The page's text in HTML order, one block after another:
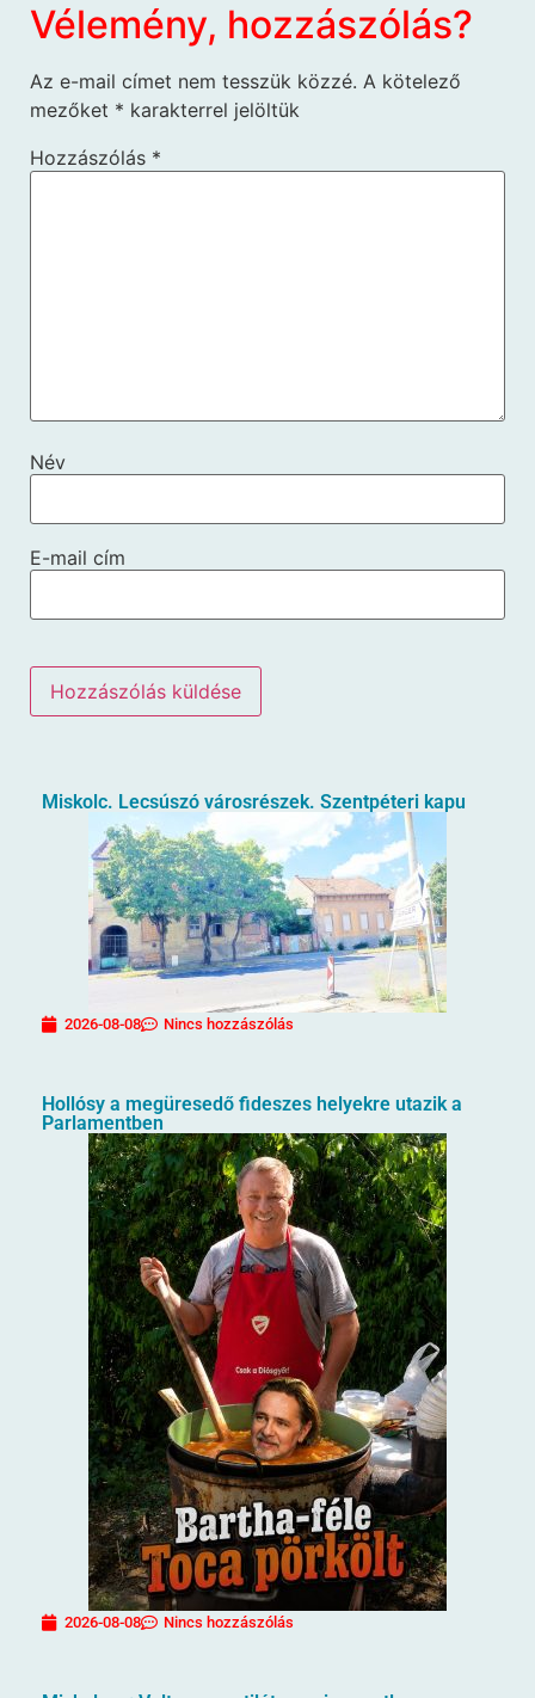
Vélemény, hozzászólás?
Az e-mail címet nem tesszük közzé. A kötelező
mezőket * karakterrel jelöltük
Hozzászólás *
Név
E-mail cím
Miskolc. Lecsúszó városrészek. Szentpéteri kapu
2026-08-08 Nincs hozzászólás
Hollósy a megüresedő fideszes helyekre utazik a
Parlamentben
2026-08-08 Nincs hozzászólás